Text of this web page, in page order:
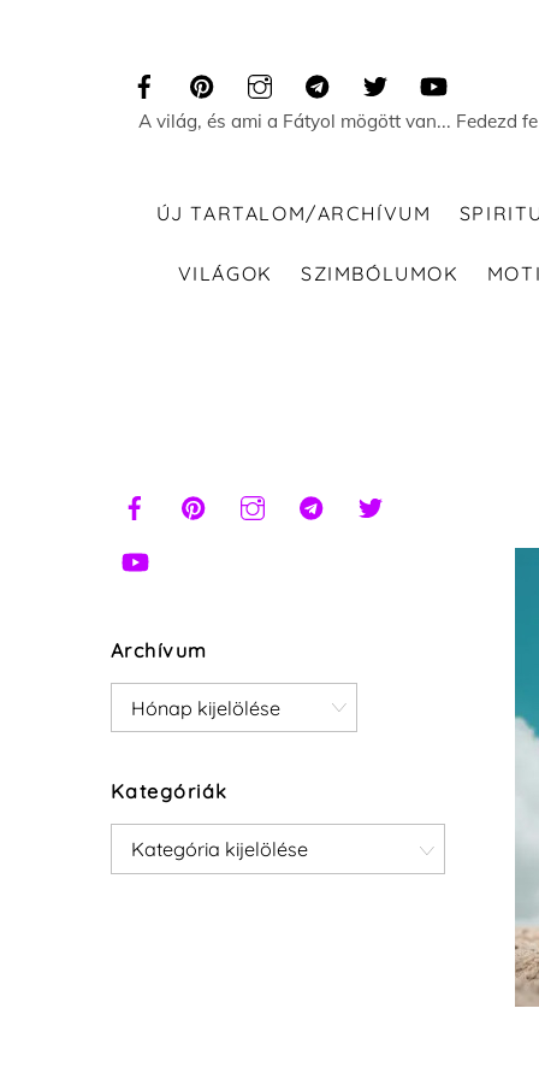
A világ, és ami a Fátyol mögött van... Fedezd
ÚJ TARTALOM/ARCHÍVUM
VILÁGOK SZIMBÓLUMOK
Archívum
Archívum
Kategóriák
Kategóriák